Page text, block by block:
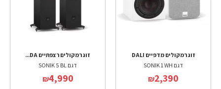
זוג רמקולים מדפיים DALI
דגם SONIK 1 WH
₪2,390
זוג רמקולים רצפתיים DA...
דגם SONIK 5 BL
₪4,990